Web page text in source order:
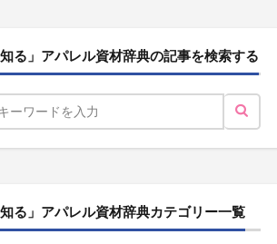
知る」アパレル資材辞典の記事を検索する
知る」アパレル資材辞典カテゴリー一覧